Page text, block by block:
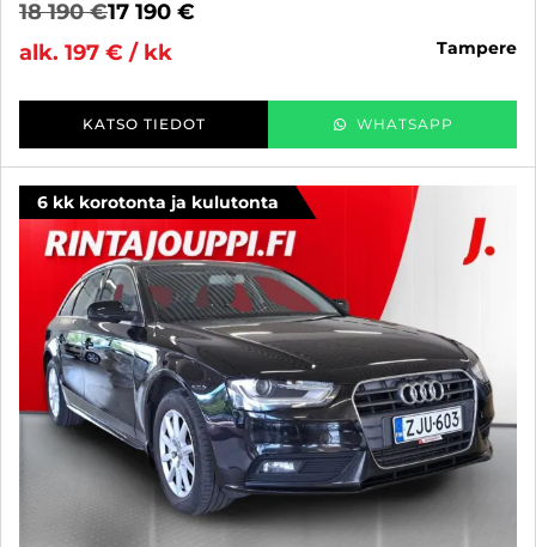
18 190 €17 190 €
alk. 197 € / kk
tampere
KATSO TIEDOT WHATSAPP
6 kk korotonta ja kulutonta